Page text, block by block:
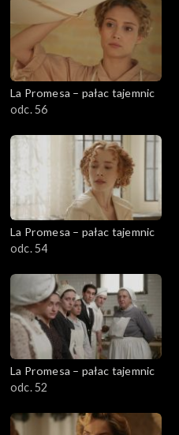
La Promesa – pałac tajemnic
odc. 56
La Promesa – pałac tajemnic
odc. 54
La Promesa – pałac tajemnic
odc. 52